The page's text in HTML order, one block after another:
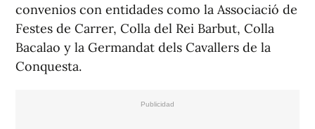
convenios con entidades como la Associació de
Festes de Carrer, Colla del Rei Barbut, Colla
Bacalao y la Germandat dels Cavallers de la
Conquesta.